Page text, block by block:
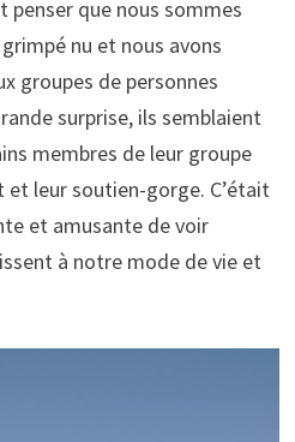
penser que nous sommes
nu et nous avons
groupes de personnes
surprise, ils semblaient
membres de leur groupe
leur soutien-gorge. C’était
et amusante de voir
à notre mode de vie et